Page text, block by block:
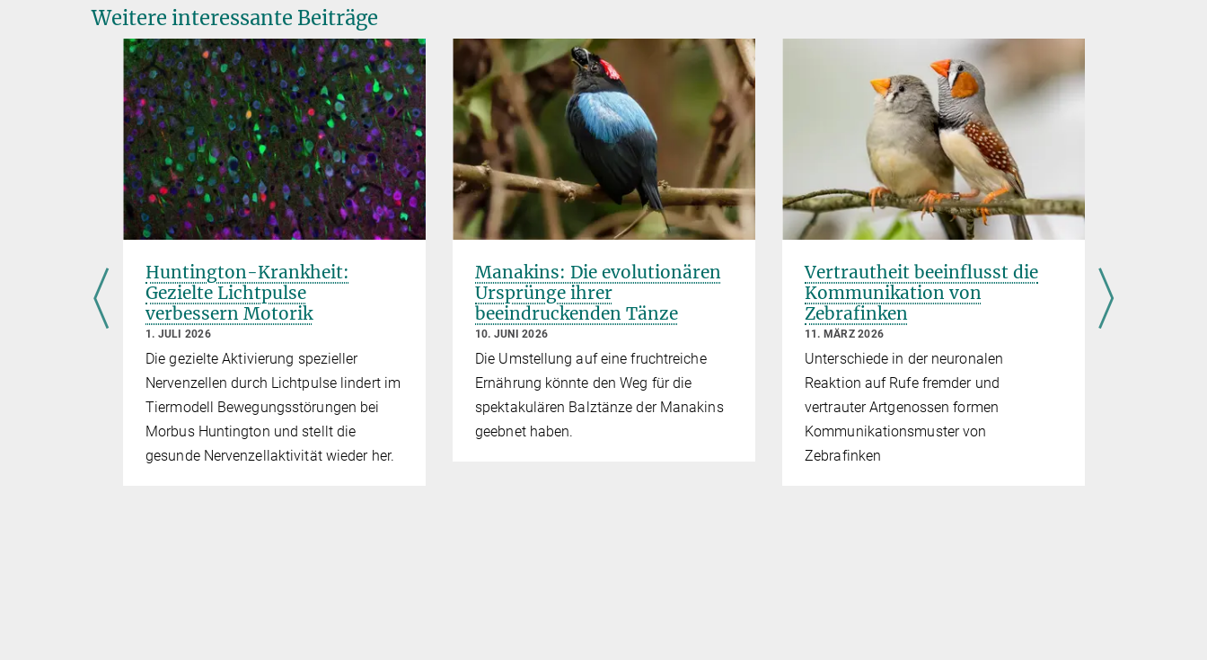
Weitere interessante Beiträge
Huntington-Krankheit:
Gezielte Lichtpulse
verbessern Motorik
1. JULI 2026
Die gezielte Aktivierung spezieller
Nervenzellen durch Lichtpulse lindert im
Tiermodell Bewegungsstörungen bei
Morbus Huntington und stellt die
gesunde Nervenzellaktivität wieder her.
Manakins: Die evolutionären
Ursprünge ihrer
beeindruckenden Tänze
10. JUNI 2026
Die Umstellung auf eine fruchtreiche
Ernährung könnte den Weg für die
spektakulären Balztänze der Manakins
geebnet haben.
Vertrautheit beeinflusst die
Kommunikation von
Zebrafinken
11. MÄRZ 2026
Unterschiede in der neuronalen
Reaktion auf Rufe fremder und
vertrauter Artgenossen formen
Kommunikationsmuster von
Zebrafinken